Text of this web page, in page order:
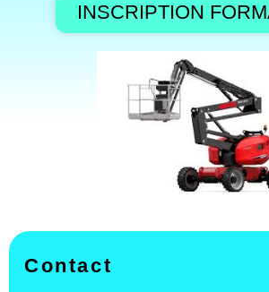
INSCRIPTION
Contact